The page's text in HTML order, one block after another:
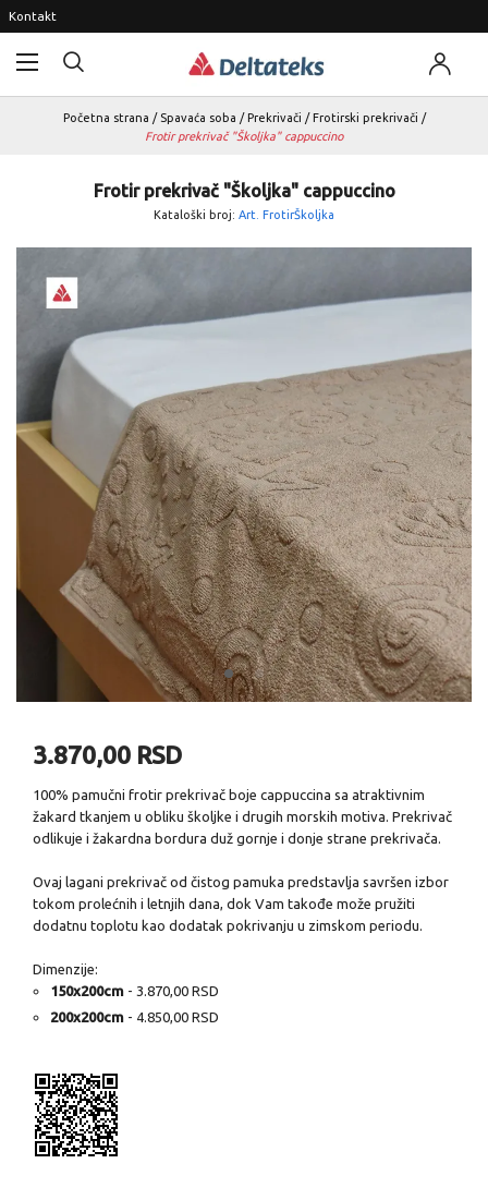
Kontakt
Početna strana / Spavaća soba / Prekrivači / Frotirski prekrivači /
Frotir prekrivač "Školjka" cappuccino
Frotir prekrivač "Školjka" cappuccino
Kataloški broj: Art. FrotirŠkoljka
3.870,00 RSD
100% pamučni frotir prekrivač boje cappuccina sa atraktivnim
žakard tkanjem u obliku školjke i drugih morskih motiva. Prekrivač
odlikuje i žakardna bordura duž gornje i donje strane prekrivača.
Ovaj lagani prekrivač od čistog pamuka predstavlja savršen izbor
tokom prolećnih i letnjih dana, dok Vam takođe može pružiti
dodatnu toplotu kao dodatak pokrivanju u zimskom periodu.
Dimenzije:
150x200cm- 3.870,00 RSD
200x200cm- 4.850,00 RSD